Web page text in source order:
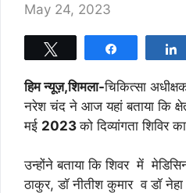
May 24, 2023
हिम न्यूज़,शिमला-चिकित्सा
नरेश चंद ने आज यहां बताया कि
मई 2023को दिव्यांगता शिविर
उन्होंने बताया कि शिवर में
ठाकुर, डॉ नीतीश कुमार व डॉ नेहा